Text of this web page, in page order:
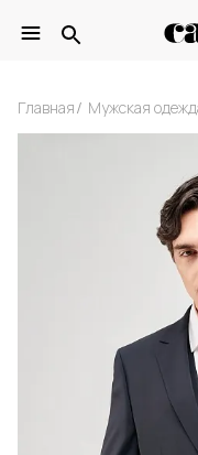
Главная Мужская